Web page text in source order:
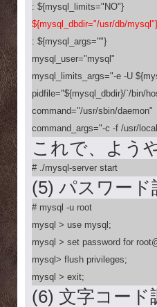
${mysql_dbdir="/usr/db/mysql"}
: ${mysql_args=""}
mysql_user="mysql"
mysql_limits_args="-e -U
pidfile="${mysql_dbdir}/`/bin/
command="/usr/sbin/daemon"
command_args="-c -f /usr/
これで、よう
# ./mysql-server start
(5) パスワード
# mysql -u root
mysql > use mysql;
mysql > set password for
mysql> flush privileges;
mysql > exit;
(6) 文字コード